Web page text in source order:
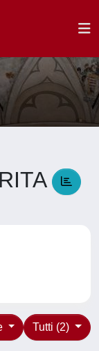
Tutti (2)